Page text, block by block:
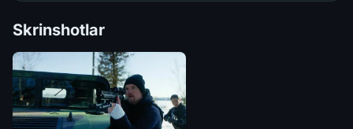
Skrinshotlar